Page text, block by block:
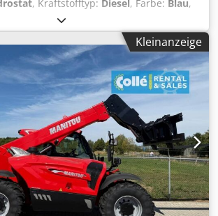
, Kraftstofftyp: Diesel, Farbe: Blau,
, Reifengröße:
, Baujahr:2015, Betriebsstunden:2’716
, Technische Informationen
cc Reifenmaß: 445/65 R22.5 Dedjxb
Rad Motormarke: John Deere
30 km/h Leergewicht:
Hubkapazität: 9.000 kg Maximale
Abmessungen des Laderaums: 527 x
Kennzeichnung: ja Zustand Technischer
Zustand: gut Weitere
der zusätzlichen Hydraulik: 180
Stage IV / Tier IV final
EXW Produktionsland: FR Weitere
Sie sich an Sales Department Collé
Kleinanzeige